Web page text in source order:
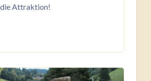
Attraktion!